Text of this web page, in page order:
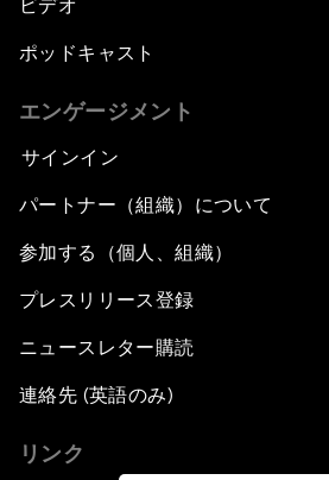
ビデオ
ポッドキャスト
エンゲージメント
サインイン
パートナー（組織）について
参加する（個人、組織）
プレスリリース登録
ニュースレター購読
連絡先 (英語のみ)
リンク